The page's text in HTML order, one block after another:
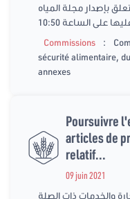
بإصدار مجلة المياه
Commissions
:
sécurité alimentaire,
annexes
Poursuivre
articles de
relatif...
09 juin 2021
والخدمات ذات الصلة